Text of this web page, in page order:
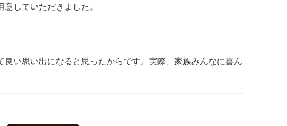
していただきました。
い思い出になると思ったからです。実際、家族みんなに喜ん